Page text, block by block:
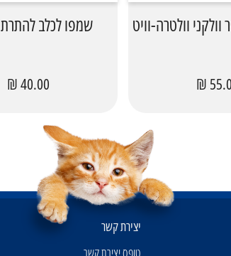
וולטרה-וויט שמפו לכלב להתרת קשרים
40.00 ₪
יצירת קשר